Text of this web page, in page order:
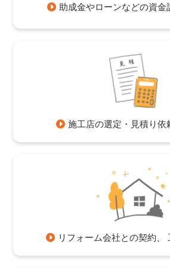
助成金やローンなどの資金
施工店の選定・見積り依
リフォーム会社との契約、